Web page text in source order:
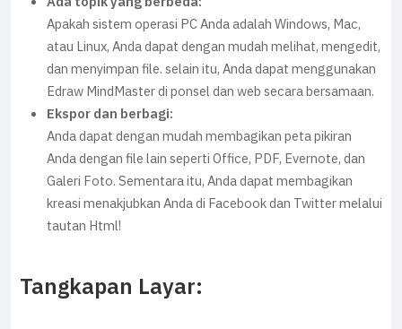
Apakah sistem operasi PC Anda adalah Windows, Mac,
atau Linux, Anda dapat dengan mudah melihat, mengedit,
dan menyimpan file. selain itu, Anda dapat menggunakan
Edraw MindMaster di ponsel dan web secara bersamaan.
Ekspor dan berbagi:
Anda dapat dengan mudah membagikan peta pikiran
Anda dengan file lain seperti Office, PDF, Evernote, dan
Galeri Foto. Sementara itu, Anda dapat membagikan
kreasi menakjubkan Anda di Facebook dan Twitter melalui
tautan Html!
Tangkapan Layar: